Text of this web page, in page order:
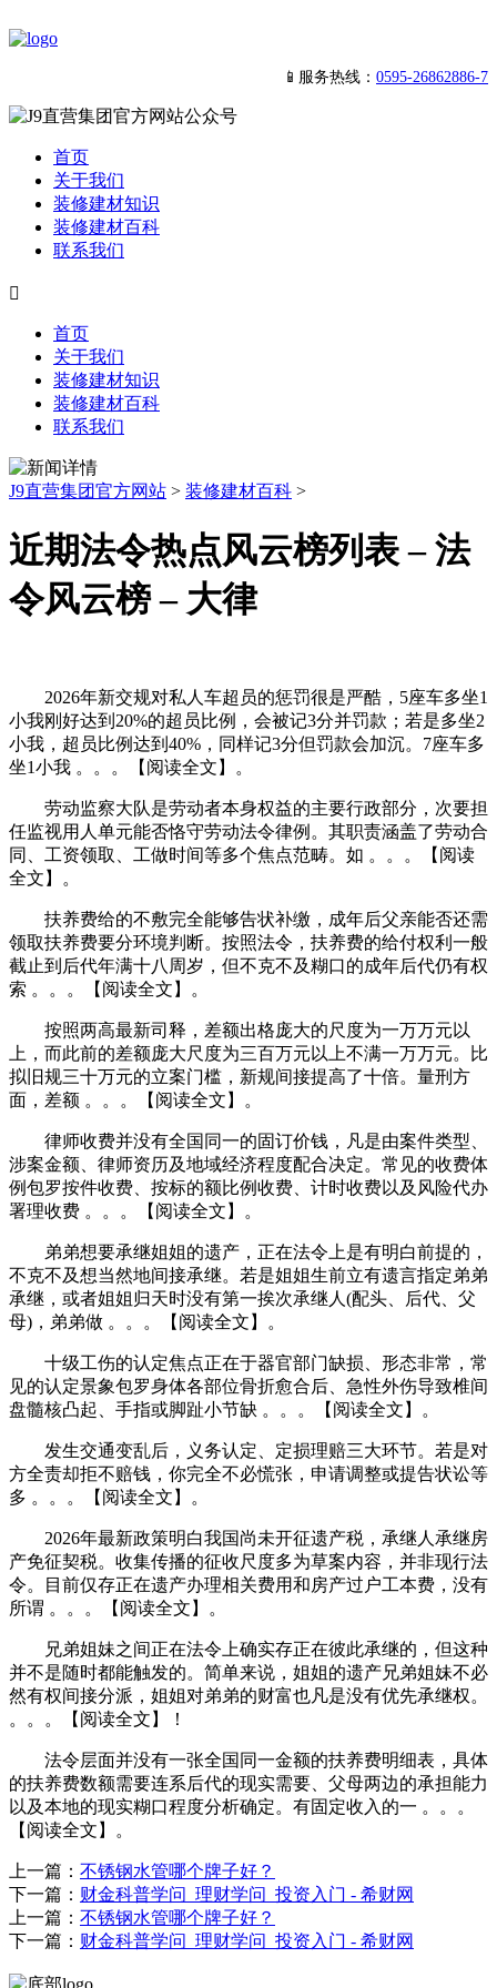
📱服务热线： 0595-26862886-7
首页
关于我们
装修建材知识
装修建材百科
联系我们

首页
关于我们
装修建材知识
装修建材百科
联系我们
J9直营集团官方网站 > 装修建材百科 >
近期法令热点风云榜列表 – 法
令风云榜 – 大律
2026年新交规对私人车超员的惩罚很是严酷，5座车多坐1
小我刚好达到20%的超员比例，会被记3分并罚款；若是多坐2
小我，超员比例达到40%，同样记3分但罚款会加沉。7座车多
坐1小我 。。。【阅读全文】。
劳动监察大队是劳动者本身权益的主要行政部分，次要担
任监视用人单元能否恪守劳动法令律例。其职责涵盖了劳动合
同、工资领取、工做时间等多个焦点范畴。如 。。。【阅读
全文】。
扶养费给的不敷完全能够告状补缴，成年后父亲能否还需
领取扶养费要分环境判断。按照法令，扶养费的给付权利一般
截止到后代年满十八周岁，但不克不及糊口的成年后代仍有权
索 。。。【阅读全文】。
按照两高最新司释，差额出格庞大的尺度为一万万元以
上，而此前的差额庞大尺度为三百万元以上不满一万万元。比
拟旧规三十万元的立案门槛，新规间接提高了十倍。量刑方
面，差额 。。。【阅读全文】。
律师收费并没有全国同一的固订价钱，凡是由案件类型、
涉案金额、律师资历及地域经济程度配合决定。常见的收费体
例包罗按件收费、按标的额比例收费、计时收费以及风险代办
署理收费 。。。【阅读全文】。
弟弟想要承继姐姐的遗产，正在法令上是有明白前提的，
不克不及想当然地间接承继。若是姐姐生前立有遗言指定弟弟
承继，或者姐姐归天时没有第一挨次承继人(配头、后代、父
母)，弟弟做 。。。【阅读全文】。
十级工伤的认定焦点正在于器官部门缺损、形态非常，常
见的认定景象包罗身体各部位骨折愈合后、急性外伤导致椎间
盘髓核凸起、手指或脚趾小节缺 。。。【阅读全文】。
发生交通变乱后，义务认定、定损理赔三大环节。若是对
方全责却拒不赔钱，你完全不必慌张，申请调整或提告状讼等
多 。。。【阅读全文】。
2026年最新政策明白我国尚未开征遗产税，承继人承继房
产免征契税。收集传播的征收尺度多为草案内容，并非现行法
令。目前仅存正在遗产办理相关费用和房产过户工本费，没有
所谓 。。。【阅读全文】。
兄弟姐妹之间正在法令上确实存正在彼此承继的，但这种
并不是随时都能触发的。简单来说，姐姐的遗产兄弟姐妹不必
然有权间接分派，姐姐对弟弟的财富也凡是没有优先承继权。
。。。【阅读全文】！
法令层面并没有一张全国同一金额的扶养费明细表，具体
的扶养费数额需要连系后代的现实需要、父母两边的承担能力
以及本地的现实糊口程度分析确定。有固定收入的一 。。。
【阅读全文】。
上一篇： 不锈钢水管哪个牌子好？
下一篇： 财金科普学问_理财学问_投资入门 - 希财网
上一篇： 不锈钢水管哪个牌子好？
下一篇： 财金科普学问_理财学问_投资入门 - 希财网